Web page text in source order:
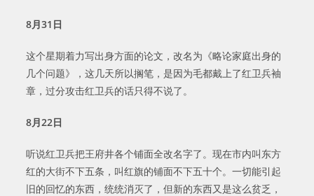
8月31 日
这个星期着力写出身方面的论文，改名为《略论家庭出身的
几个问题》，这几天所以搁笔，是因为毛都戴上了红卫兵袖
章，过分攻击红卫兵的话只得不说了。
8月22日
听说红卫兵把王府井各个铺面全改名字了。现在市内叫东方
红的大街不下五条，叫红旗的铺面不下五十个。一切能引起
旧的回忆的东西，统统消灭了，但新的东西又是这么贫乏，